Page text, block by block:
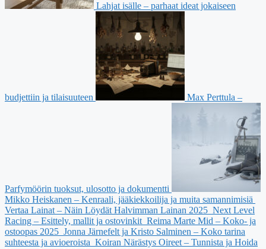
Lahjat isälle – parhaat ideat jokaiseen
budjettiin ja tilaisuuteen Max Perttula –
Parfymöörin tuoksut, ulosotto ja dokumentti
Mikko Heiskanen – Kenraali, jääkiekkoilija ja muita samannimisiä
Vertaa Lainat – Näin Löydät Halvimman Lainan 2025 Next Level
Racing – Esittely, mallit ja ostovinkit Reima Marte Mid – Koko- ja
ostoopas 2025 Jonna Järnefelt ja Kristo Salminen – Koko tarina
suhteesta ja avioeroista Koiran Närästys Oireet – Tunnista ja Hoida